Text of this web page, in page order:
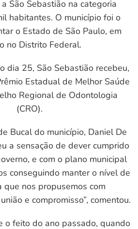
São Sebastião na categoria
habitantes. O município foi o
o Estado de São Paulo, em
no Distrito Federal.
dia 25, São Sebastião recebeu,
Estadual de Melhor Saúde
Regional de Odontologia
(CRO).
Bucal do município, Daniel De
a sensação de dever cumprido
e com o plano municipal
conseguindo manter o nível de
que nos propusemos com
e compromisso”, comentou.
o feito do ano passado, quando